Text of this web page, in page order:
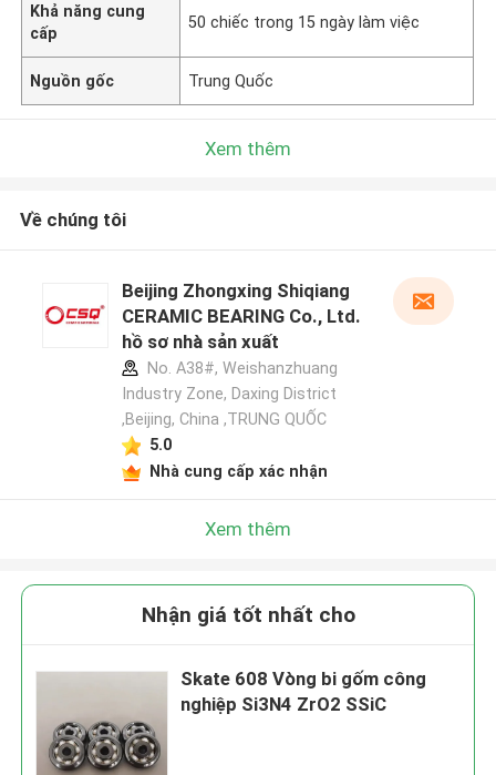
Khả năng cung
cấp
50 chiếc trong 15 ngày làm việc
Nguồn gốc Trung Quốc
Xem thêm
Về chúng tôi
Beijing Zhongxing Shiqiang
CERAMIC BEARING Co., Ltd.
hồ sơ nhà sản xuất
No. A38#, Weishanzhuang
Industry Zone, Daxing District
,Beijing, China ,TRUNG QUỐC
5.0
Nhà cung cấp xác nhận
Xem thêm
Nhận giá tốt nhất cho
Skate 608 Vòng bi gốm công
nghiệp Si3N4 ZrO2 SSiC